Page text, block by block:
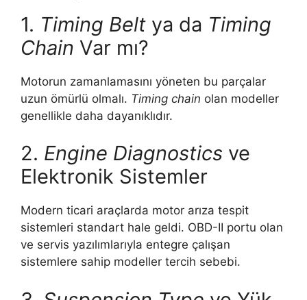
1. Timing Belt ya da Timing
Chain Var mı?
Motorun zamanlamasını yöneten bu parçalar
uzun ömürlü olmalı. Timing chain olan modeller
genellikle daha dayanıklıdır.
2. Engine Diagnostics ve
Elektronik Sistemler
Modern ticari araçlarda motor arıza tespit
sistemleri standart hale geldi. OBD-II portu olan
ve servis yazılımlarıyla entegre çalışan
sistemlere sahip modeller tercih sebebi.